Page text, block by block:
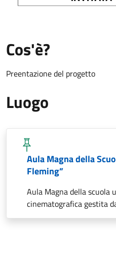
Cos'è?
Preentazione del progetto
Luogo
Aula Magna della
Fleming”
Aula Magna della scuola
cinematografica gestita